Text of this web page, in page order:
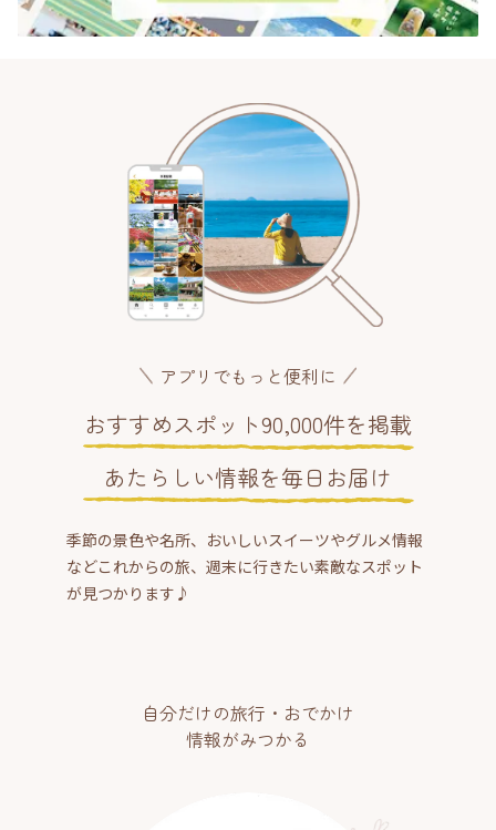
アプリでもっと便利に
おすすめスポット90,000件を掲載
あたらしい情報を毎日お届け
季節の景色や名所、おいしいスイーツやグルメ情報
などこれからの旅、週末に行きたい素敵なスポット
が見つかります♪
自分だけの旅行・おでかけ
情報がみつかる